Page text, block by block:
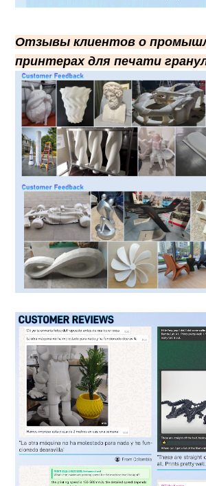
Отзывы клиентов о
принтерах для печати